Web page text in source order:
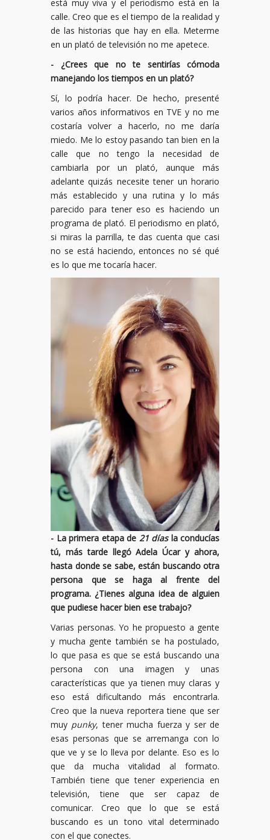
está muy viva y el periodismo está en la
calle. Creo que es el tiempo de la realidad y
de las historias que hay en ella. Meterme
en un plató de televisión no me apetece.
- ¿Crees que no te sentirías cómoda
manejando los tiempos en un plató?
Sí, lo podría hacer. De hecho, presenté
varios años informativos en TVE y no me
costaría volver a hacerlo, no me daría
miedo. Me lo estoy pasando tan bien en la
calle que no tengo la necesidad de
cambiarla por un plató, aunque más
adelante quizás necesite tener un horario
más establecido y una rutina y lo más
parecido para tener eso es haciendo un
programa de plató. El periodismo en plató,
si miras la parrilla, te das cuenta que casi
no se está haciendo, entonces no sé qué
es lo que me tocaría hacer.
- La primera etapa de 21 díasla conducías
tú, más tarde llegó Adela Úcar y ahora,
hasta donde se sabe, están buscando otra
persona que se haga al frente del
programa. ¿Tienes alguna idea de alguien
que pudiese hacer bien ese trabajo?
Varias personas. Yo he propuesto a gente
y mucha gente también se ha postulado,
lo que pasa es que se está buscando una
persona con una imagen y unas
características que ya tienen muy claras y
eso está dificultando más encontrarla.
Creo que la nueva reportera tiene que ser
muy punky, tener mucha fuerza y ser de
esas personas que se arremanga con lo
que ve y se lo lleva por delante. Eso es lo
que da mucha vitalidad al formato.
También tiene que tener experiencia en
televisión, tiene que ser capaz de
comunicar. Creo que lo que se está
buscando es un tono vital determinado
con el que conectes.